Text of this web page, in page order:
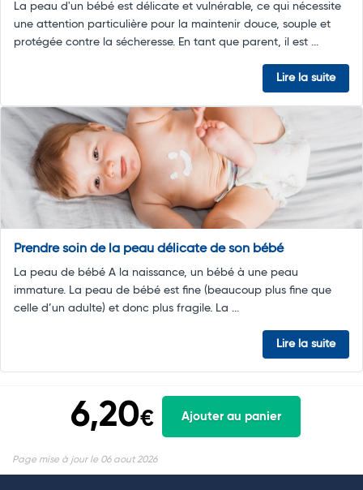
La peau d'un bébé est délicate et vulnérable, ce qui nécessite
une attention particulière pour la maintenir douce, souple et
protégée contre la sécheresse. En tant que parent, il est ...
Lire la suite
Prendre soin de la peau délicate de son bébé
La peau de bébé A la naissance, un bébé à une peau
immature. La peau de bébé est fine (beaucoup plus fine que
celle d’un adulte) et donc plus fragile. La ...
Lire la suite
6,20€ Ajouter au panier
Page mise à jour le 06 aout 2026